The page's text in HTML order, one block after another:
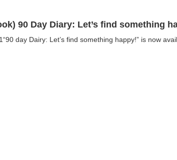
90 Day Diary: Let’s find something
day Dairy: Let’s find something happy!” is now